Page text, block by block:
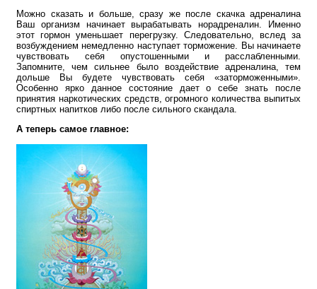
Можно сказать и больше, сразу же после скачка адреналина
Ваш организм начинает вырабатывать норадреналин. Именно
этот гормон уменьшает перегрузку. Следовательно, вслед за
возбуждением немедленно наступает торможение. Вы начинаете
чувствовать себя опустошенными и расслабленными.
Запомните, чем сильнее было воздействие адреналина, тем
дольше Вы будете чувствовать себя «заторможенными».
Особенно ярко данное состояние дает о себе знать после
принятия наркотических средств, огромного количества выпитых
спиртных напитков либо после сильного скандала.
А теперь самое главное: